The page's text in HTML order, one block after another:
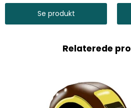
Se produkt
Relaterede